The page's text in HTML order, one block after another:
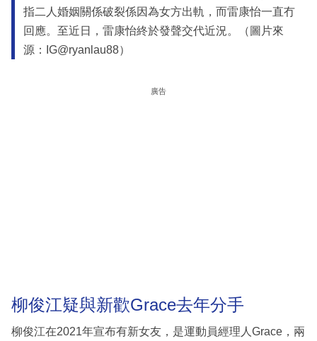
指二人婚姻關係破裂係因為女方出軌，而雷康怡一直冇
回應。至近日，雷康怡終於發聲交代近況。（圖片來
源：IG@ryanlau88）
廣告
柳俊江疑與新歡Grace去年分手
柳俊江在2021年宣布有新女友，是運動員經理人Grace，兩